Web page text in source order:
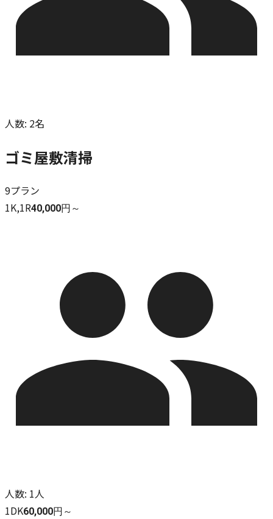
人数: 2名
ゴミ屋敷清掃
9プラン
1K,1R40,000円～
人数: 1人
1DK60,000円～